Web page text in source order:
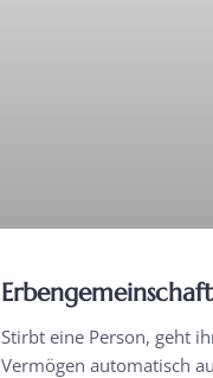
Erbengemeinschaft
Stirbt eine Person, geht
Vermögen automatisch